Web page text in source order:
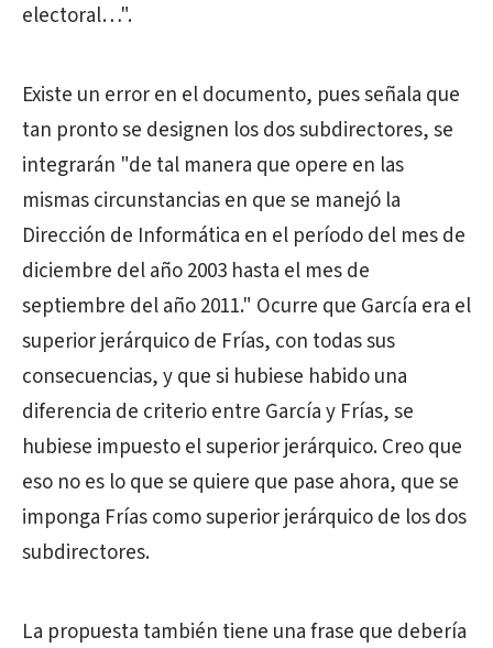
electoral…".
Existe un error en el documento, pues señala que
tan pronto se designen los dos subdirectores, se
integrarán "de tal manera que opere en las
mismas circunstancias en que se manejó la
Dirección de Informática en el período del mes de
diciembre del año 2003 hasta el mes de
septiembre del año 2011." Ocurre que García era el
superior jerárquico de Frías, con todas sus
consecuencias, y que si hubiese habido una
diferencia de criterio entre García y Frías, se
hubiese impuesto el superior jerárquico. Creo que
eso no es lo que se quiere que pase ahora, que se
imponga Frías como superior jerárquico de los dos
subdirectores.
La propuesta también tiene una frase que debería